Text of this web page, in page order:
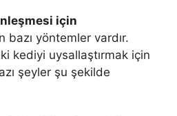
için
bazı yöntemler vardır.
kediyi uysallaştırmak için
şeyler şu şekilde